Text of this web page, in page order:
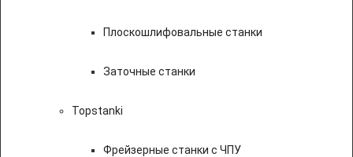
Плоскошлифовальные станки
Заточные станки
Topstanki
Фрейзерные станки с ЧПУ